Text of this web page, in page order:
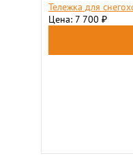
Тележка для
Цена: 7 700 ₽